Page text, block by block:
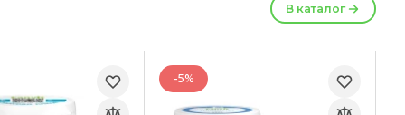
В каталог
-5%